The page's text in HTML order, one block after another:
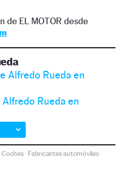
de EL MOTOR desde
Alfredo Rueda en
Rueda en
Coches· Fabricantes automóviles·